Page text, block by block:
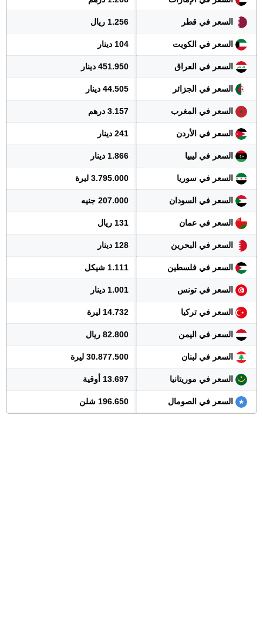
السعر في قطر 1.256 ريال
السعر في الكويت 104 دينار
السعر في العراق 451.950 دينار
السعر في الجزائر 44.505 دينار
السعر في المغرب 3.157 درهم
السعر في الأردن 241 دينار
السعر في ليبيا 1.866 دينار
السعر في سوريا 3.795.000 ليرة
السعر في السودان 207.000 جنيه
السعر في عمان 131 ريال
السعر في البحرين 128 دينار
السعر في فلسطين 1.111 شيكل
السعر في تونس 1.001 دينار
السعر في تركيا 14.732 ليرة
السعر في اليمن 82.800 ريال
السعر في لبنان 30.877.500 ليرة
السعر في موريتانيا 13.697 أوقية
السعر في الصومال 196.650 شلن